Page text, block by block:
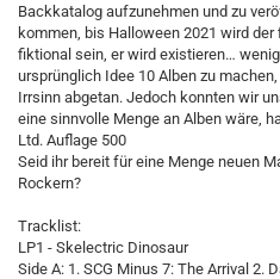
Backkatalog aufzunehmen und zu
kommen, bis Halloween 2021 wird
fiktional sein, er wird existieren…
ursprünglich Idee 10 Alben zu
Irrsinn abgetan. Jedoch konnten wir
eine sinnvolle Menge an Alben wäre,
Ltd. Auflage 500
Seid ihr bereit für eine Menge neuen
Rockern?
Tracklist:
LP1 - Skelectric Dinosaur
Side A: 1. SCG Minus 7: The Arrival 2.